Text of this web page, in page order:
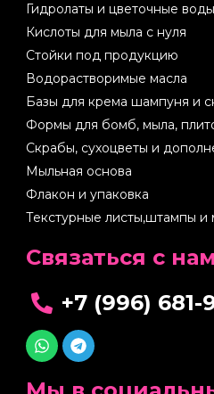
Гидролаты и цветочные воды
Кислоты для мыла с нуля
Стойки под продукцию
Водорастворимые масла
Базы для крема шампуня и
Формы для бомб, мыла,
Скрабы, сухоцветы и
Мыльная основа
Флакон и упаковка
Текстурные листы,штампы и
Cвязаться с
+7 (996) 681-